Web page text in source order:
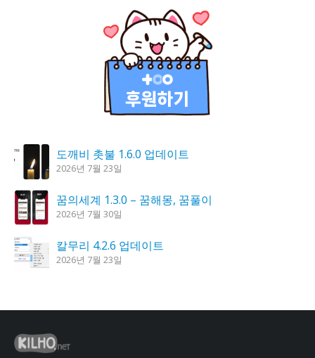
도깨비 촛불 1.6.0 업데이트
2026년 7월 23일
꿈의세계 1.3.0 – 꿈해몽, 꿈풀이
2026년 7월 30일
칼무리 4.2.6 업데이트
2026년 7월 23일
시크릿DNS 3.9.3 업데이트
2026년 7월 30일